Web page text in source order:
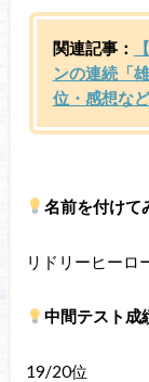
関連記事：
ンの連続「
位・感想な
名前を付けて
リドリーヒー
中間テスト成
19/20位